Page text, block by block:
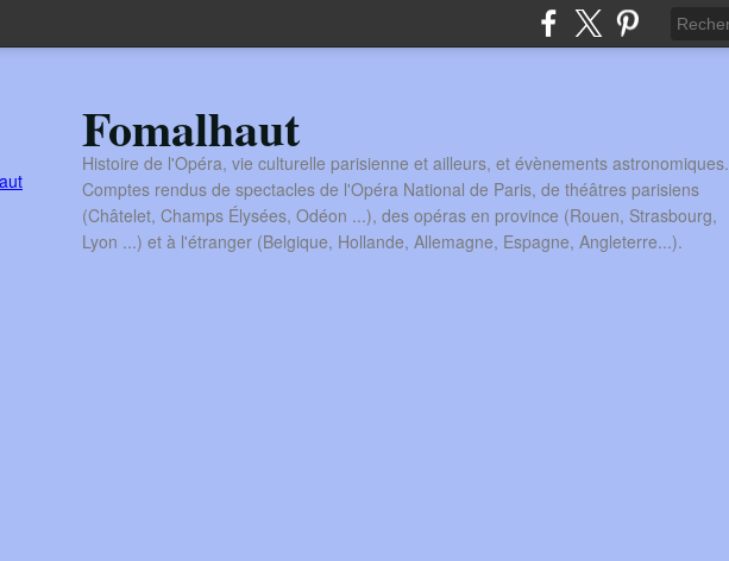
Fomalhaut
Histoire de l'Opéra, vie culturelle parisienne et ailleurs, et évènements astronomiques.
Comptes rendus de spectacles de l'Opéra National de Paris, de théâtres parisiens
(Châtelet, Champs Élysées, Odéon ...), des opéras en province (Rouen, Strasbourg,
Lyon ...) et à l'étranger (Belgique, Hollande, Allemagne, Espagne, Angleterre...).